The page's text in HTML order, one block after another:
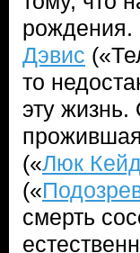
рождения.
Дэвис
то
эту
(«Люк
(«
смерть